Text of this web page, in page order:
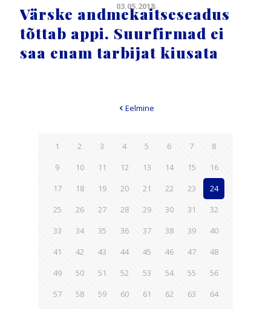
03.05.2018
Värske andmekaitseseadus
tõttab appi. Suurfirmad ei
saa enam tarbijat kiusata
Eelmine
1 2 3 4 5 6 7
8
9
10 11 12 13 14 15
16
17
18 19 20 21 22 23
24
25
26 27 28 29 30 31
32
33
34 35 36 37 38 39
40
41
42 43 44 45 46 47
48
49
50 51 52 53 54 55
56
57
58 59 60 61 62 63
64